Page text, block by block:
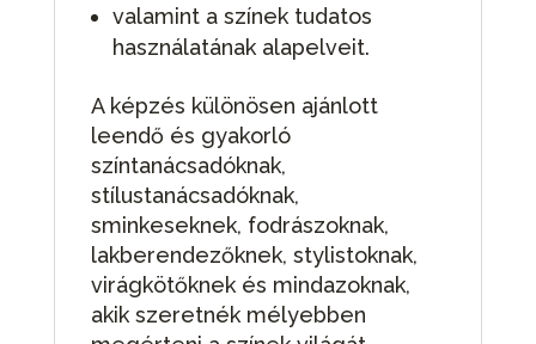
valamint a színek tudatos
használatának alapelveit.
A képzés különösen ajánlott
leendő és gyakorló
színtanácsadóknak,
stílustanácsadóknak,
sminkeseknek, fodrászoknak,
lakberendezőknek, stylistoknak,
virágkötőknek és mindazoknak,
akik szeretnék mélyebben